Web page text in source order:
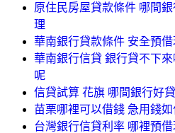
原住民房屋貸款條件 哪間
理
華南銀行貸款條件 安全預
華南銀行信貸 銀行貸不下
呢
信貸試算 花旗 哪間銀行好
苗栗哪裡可以借錢 急用錢
台灣銀行信貸利率 哪裡預